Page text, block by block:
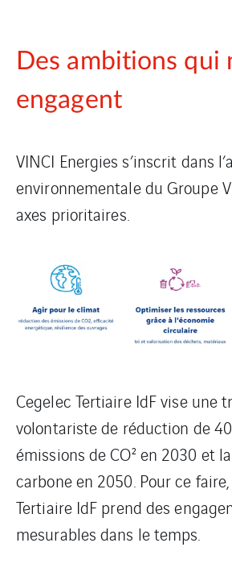
Des ambitions qui
engagent
VINCI Energies s’inscrit dans
environnementale du Groupe
axes prioritaires.
Cegelec Tertiaire IdF vise une
volontariste de réduction de
émissions de CO² en 2030 et
carbone en 2050. Pour ce
Tertiaire IdF prend des
mesurables dans le temps.